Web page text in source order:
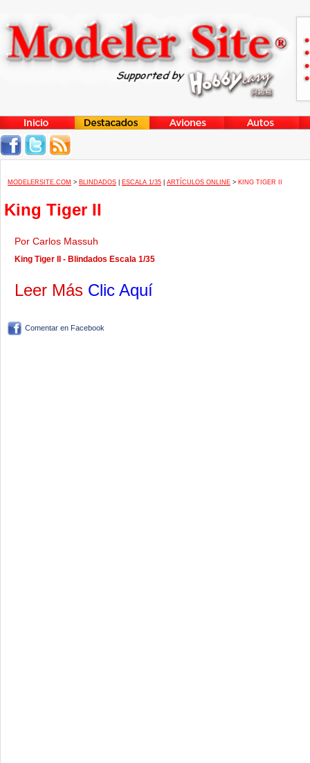
MODELERSITE.COM > BLINDADOS ESCALA 1/35 ARTÍCULOS ONLINE > KING TIGER II
King Tiger II
Por Carlos Massuh
King Tiger II - Blindados Escala 1/35
Leer Más Clic Aquí
Comentar en Facebook